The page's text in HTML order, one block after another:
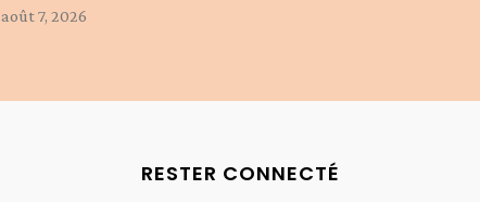
août 7, 2026
RESTER CONNECTÉ